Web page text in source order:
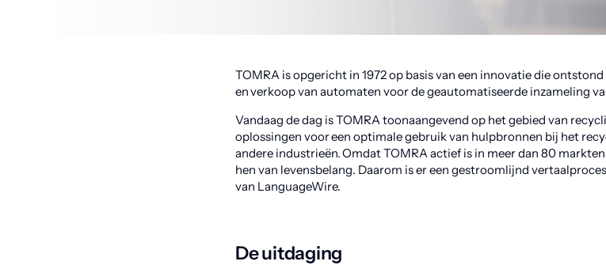
TOMRA is opgericht in 1972 op basis van een innovatie die
en verkoop van automaten voor de geautomatiseerde inzameling
Vandaag de dag is TOMRA toonaangevend op het gebied van
oplossingen voor een optimale gebruik van hulpbronnen bij het
andere industrieën. Omdat TOMRA actief is in meer dan 80
hen van levensbelang. Daarom is er een gestroomlijnd
van LanguageWire.
De uitdaging